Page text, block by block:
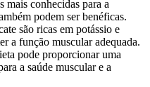
mais conhecidas para a
podem ser benéficas.
são ricas em potássio e
a função muscular adequada.
pode proporcionar uma
a saúde muscular e a